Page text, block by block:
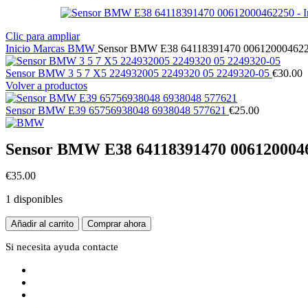
Clic para ampliar
Inicio Marcas BMW Sensor BMW E38 64118391470
Sensor BMW 3 5 7 X5 224932005 2249320 05 2249320-05 €30.00
Volver a productos
Sensor BMW E39 65756938048 6938048 577621 €25.00
Sensor BMW E38 64118391470
€35.00
1 disponibles
Sensor
BMW
E38
00612000462250
cantidad
Añadir al carrito Comprar ahora
Si necesita ayuda contacte